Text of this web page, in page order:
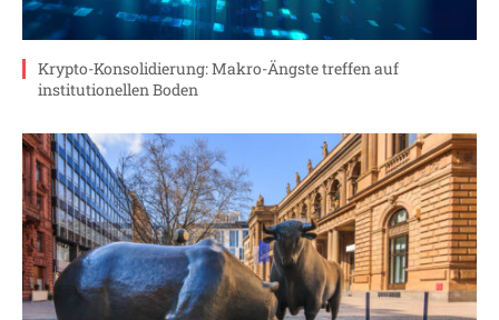
Krypto-Konsolidierung: Makro-Ängste treffen auf
institutionellen Boden